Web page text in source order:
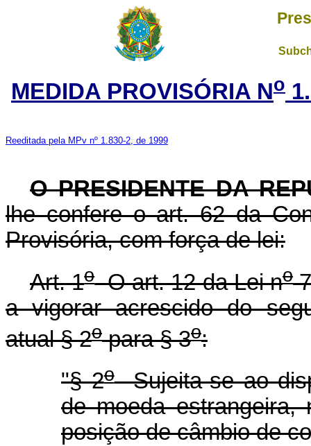
MEDIDA PROVISÓRIA No
Reeditada pela MPv nº 1.830-2, de 1999
O PRESIDENTE DA
lhe confere o art. 62 da
Provisória, com força de lei:
Art. 1oO art. 12 da Lei no
a vigorar acrescido do
atual § 2opara § 3o:
"§ 2oSujeita-se ao
de moeda estrangeira,
posição de câmbio de